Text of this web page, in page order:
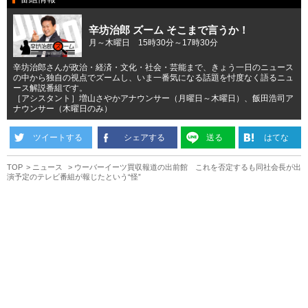
辛坊治郎 ズーム そこまで言うか！
月～木曜日 15時30分～17時30分
辛坊治郎さんが政治・経済・文化・社会・芸能まで、きょう一日のニュース
の中から独自の視点でズームし、いま一番気になる話題を忖度なく語るニュ
ース解説番組です。
［アシスタント］増山さやかアナウンサー（月曜日～木曜日）、飯田浩司ア
ナウンサー（木曜日のみ）
ツイートする シェアする 送る はてな
TOP ニュース
ウーバーイーツ買収報道の出前館 これを否定するも同社会長が出
演予定のテレビ番組が報じたという“怪”